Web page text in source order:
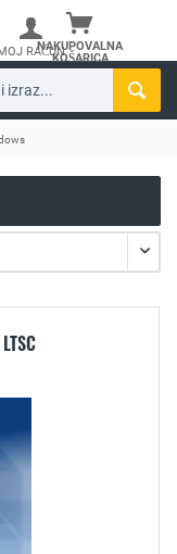
NAKUPOVALNA
KOŠARICA
RAČUN